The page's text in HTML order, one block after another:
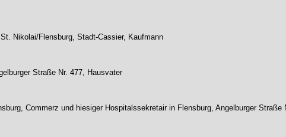
Nikolai/Flensburg, Stadt-Cassier, Kaufmann
Straße Nr. 477, Hausvater
Commerz und hiesiger Hospitalssekretair in Flensburg, Angelburger Straße